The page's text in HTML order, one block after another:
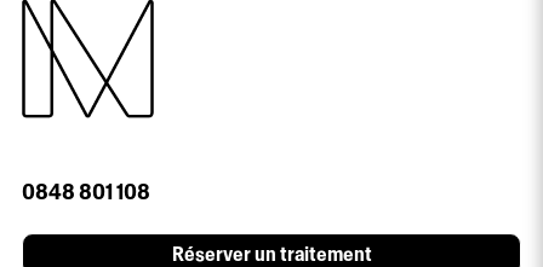
0848 801 108
Réserver un traitement